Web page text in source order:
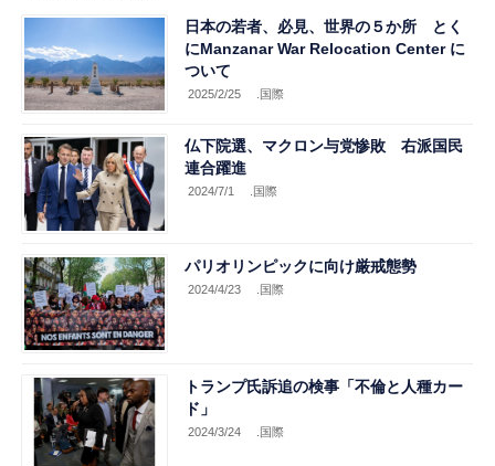
日本の若者、必見、世界の５か所 とく
にManzanar War Relocation Center に
ついて
2025/2/25 .国際
仏下院選、マクロン与党惨敗 右派国民
連合躍進
2024/7/1 .国際
パリオリンピックに向け厳戒態勢
2024/4/23 .国際
トランプ氏訴追の検事「不倫と人種カー
ド」
2024/3/24 .国際